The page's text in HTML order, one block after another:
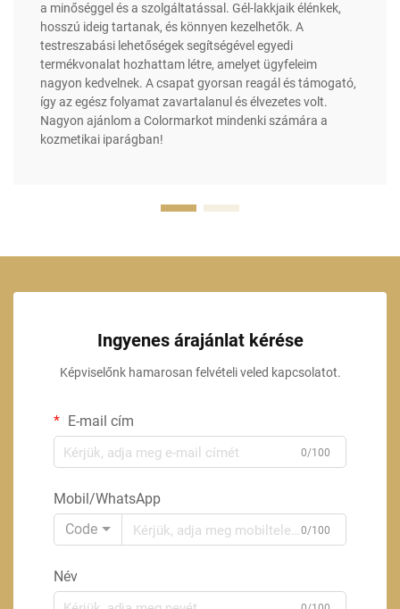
a minőséggel és a szolgáltatással. Gél-lakkjaik élénkek,
hosszú ideig tartanak, és könnyen kezelhetők. A
testreszabási lehetőségek segítségével egyedi
termékvonalat hozhattam létre, amelyet ügyfeleim
nagyon kedvelnek. A csapat gyorsan reagál és támogató,
így az egész folyamat zavartalanul és élvezetes volt.
Nagyon ajánlom a Colormarkot mindenki számára a
kozmetikai iparágban!
Ingyenes árajánlat kérése
Képviselőnk hamarosan felvételi veled kapcsolatot.
E-mail cím
0/100
Mobil/WhatsApp
Code
0/100
Név